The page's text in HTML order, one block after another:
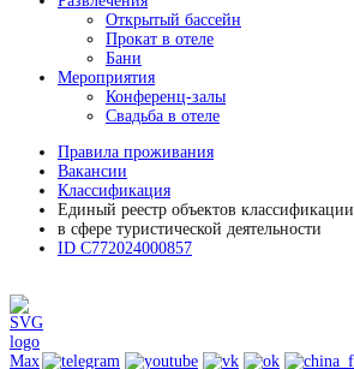
Открытый бассейн
Прокат в отеле
Бани
Мероприятия
Конференц-залы
Свадьба в отеле
Правила проживания
Вакансии
Классификация
Единый реестр объектов классификации
в сфере туристической деятельности
ID С772024000857